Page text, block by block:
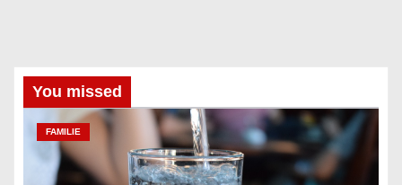
You missed
FAMILIE